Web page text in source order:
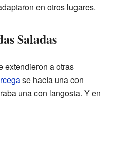
en otros lugares.
Saladas
extendieron a otras
se hacía una con
una con langosta. Y en